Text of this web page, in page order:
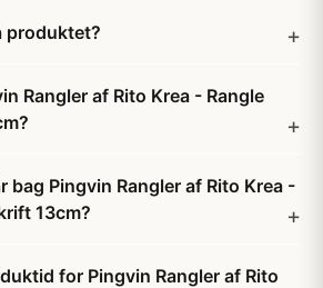
produktet?
Rangler af Rito Krea - Rangle
Pingvin Rangler af Rito Krea -
13cm?
for Pingvin Rangler af Rito